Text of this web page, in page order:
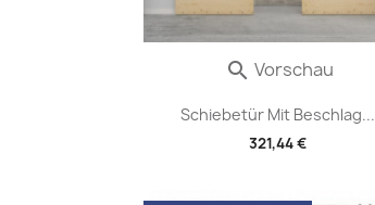
Schiebetür Mit Beschlag...
321,44 €
 Vorschau